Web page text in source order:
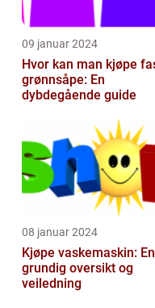
09 januar 2024
Hvor kan man kjøpe
grønnsåpe: En
dybdegående guide
08 januar 2024
Kjøpe vaskemaskin: En
grundig oversikt og
veiledning